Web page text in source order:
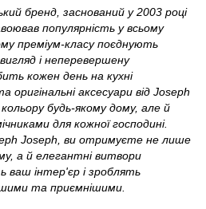
бренд, заснований у 2003 році
популярність у всьому
преміум-класу поєднують
і неперевершену
кожен день на кухні
аксесуари від Joseph
будь-якому дому, але й
для кожної господині.
Joseph, ви отримуєте не лише
а й елегантні витвори
ваш інтер'єр і зроблять
та приємнішими.